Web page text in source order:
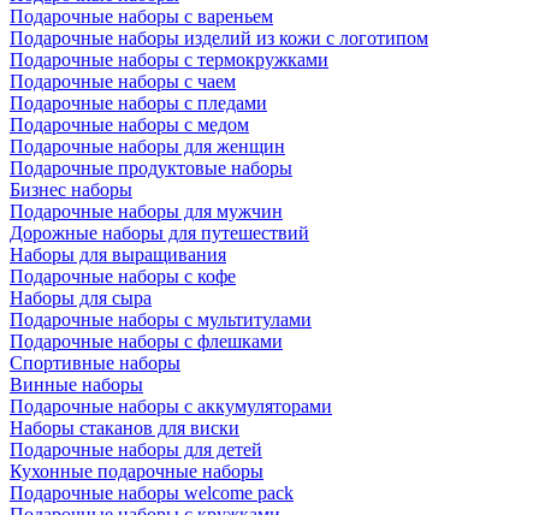
Подарочные наборы с вареньем
Подарочные наборы изделий из кожи с логотипом
Подарочные наборы с термокружками
Подарочные наборы с чаем
Подарочные наборы с пледами
Подарочные наборы с медом
Подарочные наборы для женщин
Подарочные продуктовые наборы
Бизнес наборы
Подарочные наборы для мужчин
Дорожные наборы для путешествий
Наборы для выращивания
Подарочные наборы с кофе
Наборы для сыра
Подарочные наборы с мультитулами
Подарочные наборы с флешками
Спортивные наборы
Винные наборы
Подарочные наборы с аккумуляторами
Наборы стаканов для виски
Подарочные наборы для детей
Кухонные подарочные наборы
Подарочные наборы welcome pack